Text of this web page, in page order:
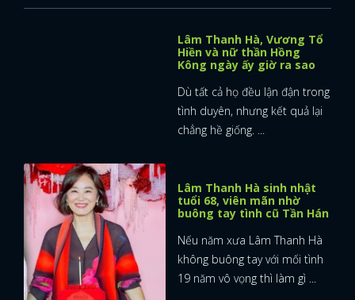
Lâm Thanh Hà, Vương Tổ
Hiền và nữ thần Hồng
Kông ngày ấy giờ ra sao
Dù tất cả họ đều lận đận trong
tình duyên, nhưng kết quả lại
chẳng hề giống. ...
Lâm Thanh Hà sinh nhật
tuổi 68, viên mãn nhờ
buông tay tình cũ Tần Hán
Nếu năm xưa Lâm Thanh Hà
không buông tay với mối tình
19 năm vô vọng thì làm gì ...